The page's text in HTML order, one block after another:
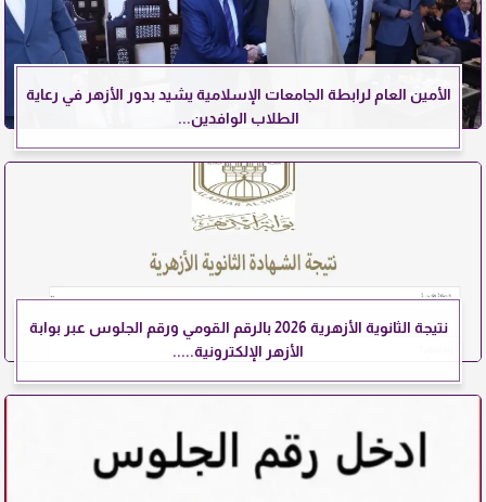
الأمين العام لرابطة الجامعات الإسلامية يشيد بدور الأزهر في رعاية
الطلاب الوافدين...
نتيجة الثانوية الأزهرية 2026 بالرقم القومي ورقم الجلوس عبر بوابة
الأزهر الإلكترونية.....